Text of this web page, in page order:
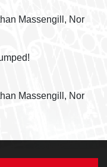
Massengill, Nor
Massengill, Nor